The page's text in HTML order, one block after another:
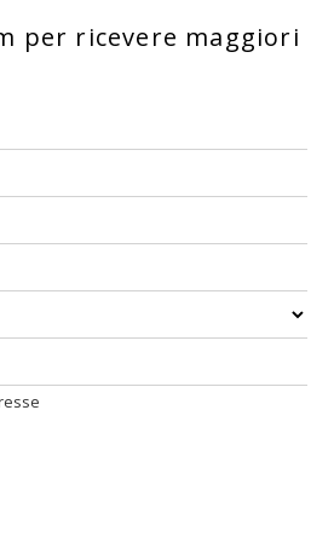
per ricevere maggiori